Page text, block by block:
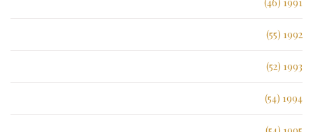
1992 (55)
1993 (52)
1994 (54)